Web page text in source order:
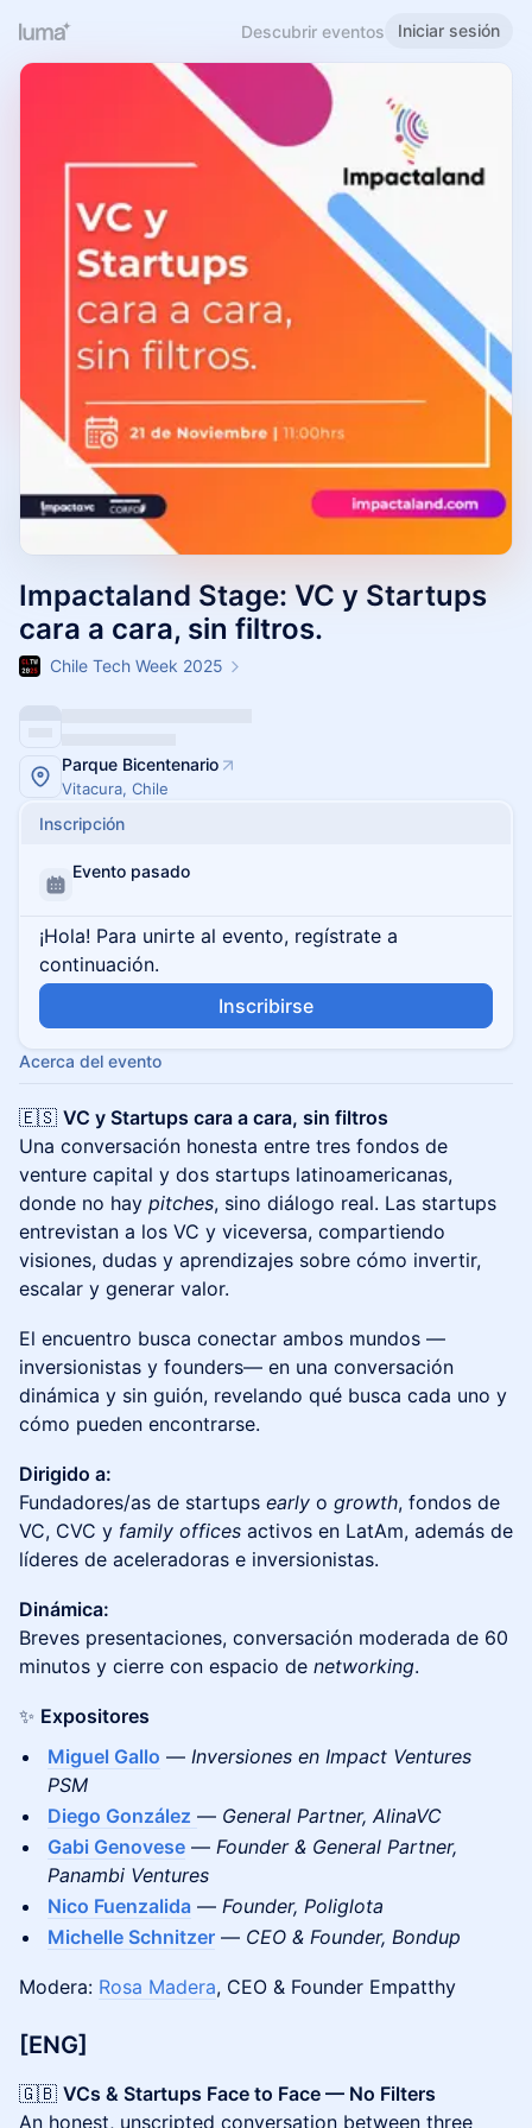
Descubrir eventos Iniciar sesión
Impactaland Stage: VC y Startups
cara a cara, sin filtros.
Chile Tech Week 2025
Parque Bicentenario
Vitacura, Chile
Inscripción
Evento pasado
¡Hola! Para unirte al evento, regístrate a
continuación.
Inscribirse
Acerca del evento
🇪🇸 VC y Startups cara a cara, sin filtros
Una conversación honesta entre tres fondos de
venture capital y dos startups latinoamericanas,
donde no hay pitches, sino diálogo real. Las startups
entrevistan a los VC y viceversa, compartiendo
visiones, dudas y aprendizajes sobre cómo invertir,
escalar y generar valor.
El encuentro busca conectar ambos mundos —
inversionistas y founders— en una conversación
dinámica y sin guión, revelando qué busca cada uno y
cómo pueden encontrarse.
Dirigido a:
Fundadores/as de startups early o growth, fondos de
VC, CVC y family offices activos en LatAm, además de
líderes de aceleradoras e inversionistas.
Dinámica:
Breves presentaciones, conversación moderada de 60
minutos y cierre con espacio de networking.
✨ Expositores
Miguel Gallo — Inversiones en Impact Ventures
PSM
Diego González — General Partner, AlinaVC
Gabi Genovese — Founder & General Partner,
Panambi Ventures
Nico Fuenzalida — Founder, Poliglota
Michelle Schnitzer — CEO & Founder, Bondup
Modera: Rosa Madera, CEO & Founder Empatthy
[ENG]
🇬🇧 VCs & Startups Face to Face — No Filters
An honest, unscripted conversation between three